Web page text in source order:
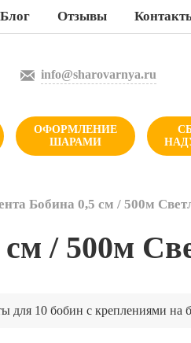
Блог Отзывы
info@sharovarnya.ru
ОФОРМЛЕНИЕ
ШАРАМИ
Бобина 0,5 см / 500м
/ 500м
для 10 бобин с креплениями на